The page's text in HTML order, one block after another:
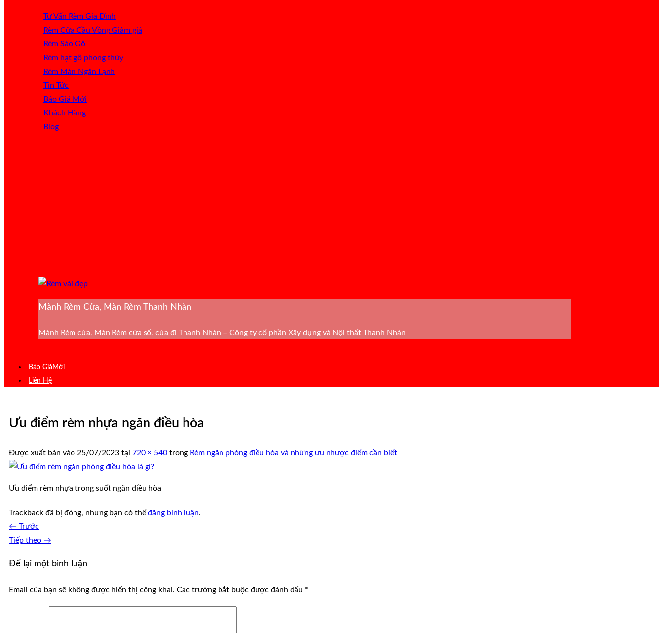
Tư Vấn Rèm Gia Đình
Rèm Cửa Cầu Vồng
Rèm Sáo Gỗ
Rèm hạt gỗ phong thủy
Rèm Màn Ngăn Lạnh
Tin Tức
Báo Giá
Khách Hàng
Blog
Mành Rèm Cửa, Màn Rèm Thanh Nhàn
Mành Rèm cửa, Màn Rèm cửa sổ, cửa đi Thanh Nhàn – Công ty cổ phần Xây dựng và Nội thất Thanh Nhàn
Báo Giá
Liên Hệ
Ưu điểm rèm nhựa ngăn điều hòa
Được xuất bản vào 25/07/2023 tại 720 × 540 trong Rèm ngăn phòng điều hòa và những ưu nhược điểm cần biết
Ưu điểm rèm nhựa trong suốt ngăn điều hòa
Trackback đã bị đóng, nhưng bạn có thể đăng bình luận.
← Trước
Tiếp theo →
Để lại một bình luận
Email của bạn sẽ không được hiển thị công khai. Các trường bắt buộc được đánh dấu *